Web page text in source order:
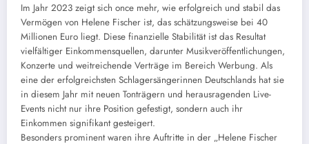
Im Jahr 2023 zeigt sich once mehr, wie erfolgreich und stabil das
Vermögen von Helene Fischer ist, das schätzungsweise bei 40
Millionen Euro liegt. Diese finanzielle Stabilität ist das Resultat
vielfältiger Einkommensquellen, darunter Musikveröffentlichungen,
Konzerte und weitreichende Verträge im Bereich Werbung. Als
eine der erfolgreichsten Schlagersängerinnen Deutschlands hat sie
in diesem Jahr mit neuen Tonträgern und herausragenden Live-
Events nicht nur ihre Position gefestigt, sondern auch ihr
Einkommen signifikant gesteigert.
Besonders prominent waren ihre Auftritte in der „Helene Fischer